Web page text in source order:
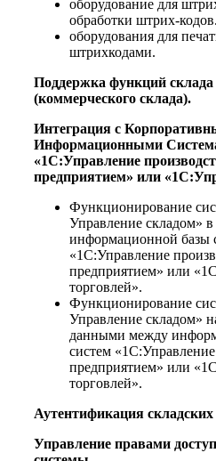
оборудование для
обработки штрих-кодов.
оборудования для
штрихкодами.
Поддержка функций склада
(коммерческого склада).
Интеграция с
Информационными
«1С:Управление
предприятием» или
Функционирование
Управление складом»
информационной базы
«1С:Управление
предприятием» или
торговлей».
Функционирование
Управление складом»
данными между
систем
предприятием» или
торговлей».
Аутентификация
Управление правами